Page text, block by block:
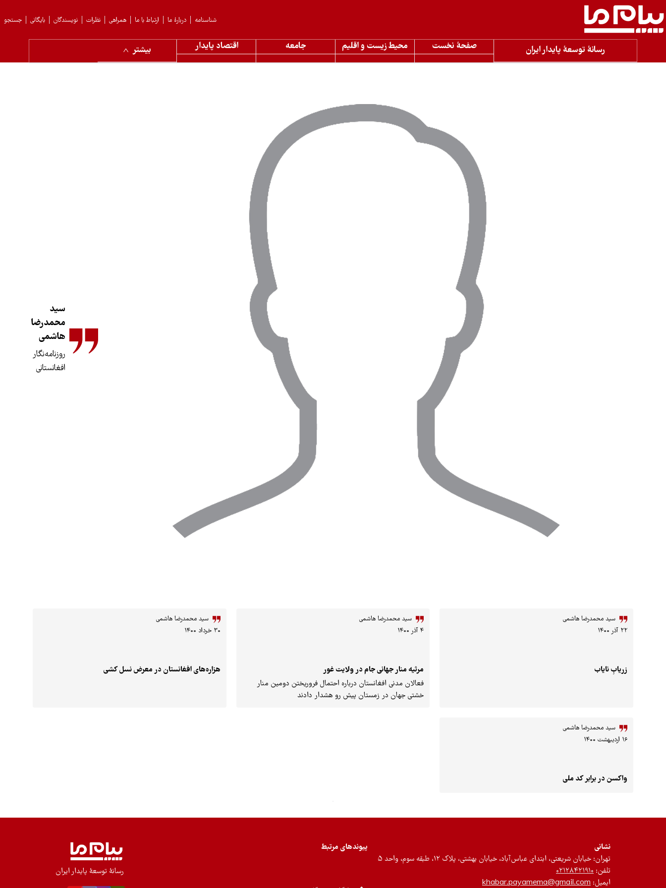
جستجو بایگانی نویسندگان نظرات همراهی ارتباط با ما دربارهٔ ما شناسنامه
رسانۀ توسعۀ پایدار ایران صفحۀ نخست محیط زیست و اقلیم جامعه اقتصاد پایدار بیشتر
سید
محمدرضا
هاشمی
روزنامه‌نگار
افغانستانی
سید محمدرضا هاشمی
۲۲ آذر ۱۴۰۰
زریابِ نایاب
سید محمدرضا هاشمی
۴ آذر ۱۴۰۰
مرثیه منار جهانی جام در ولایت غور
فعالان مدنی افغانستان درباره احتمال فروریختن دومین منار
خشتی جهان در زمستان پیش رو هشدار دادند
سید محمدرضا هاشمی
۳۰ خرداد ۱۴۰۰
هزاره‌های افغانستان در معرض نسل کشی‌
سید محمدرضا هاشمی
۱۶ اردیبهشت ۱۴۰۰
واکسن در برابر کد ‌ملی
نشانی
تهران: خیابان شریعتی، ابتدای عباس‌آباد، خیابان بهشتی، پلاک ۱۲، طبقه سوم، واحد ۵
تلفن: ۰۲۱۲۸۴۲۱۹۱۰
ایمیل: khabar.payamema@gmail.com
پیوندهای مرتبط
رسانۀ توسعۀ پایدار ایران